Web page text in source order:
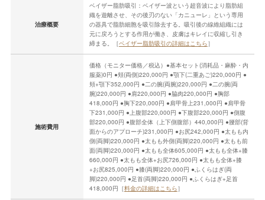
治療概要
ベイザー脂肪吸引：ベイザー波という超音波により脂肪組
織を遊離させ、その後刃のない「カニューレ」という専用
の器具で脂肪細胞を吸引除去する。吸引後の線維組織には
元に戻ろうとする作用が働き、皮膚はキレイに収縮し引き
締まる。［ベイザー脂肪吸引の詳細はこちら］
施術費用
価格（モニター価格／税込）●基本セット(消耗品・麻酔・内
服薬)0円 ●頬(両側)220,000円 ●顎下(二重あご)220,000円 ●
頬+顎下352,000円 ●二の腕(両腕)220,000円 ●二の腕(両
腕)220,000円 ●肩220,000円 ●脇肉220,000円 ●胸部
418,000円 ●胸下220,000円 ●肩甲骨上231,000円 ●肩甲骨
下231,000円 ●上腹部220,000円 ●下腹部220,000円 ●側腹
部220,000円 ●腹部全体（上下側腹部）440,000円 ●腰部(背
面からのアプローチ)231,000円 ●お尻242,000円 ●太もも内
側(両脚)220,000円 ●太もも外側(両脚)220,000円 ●太もも前
面(両脚)220,000円 ●太もも全体605,000円 ●太もも全体+膝
660,000円 ●太もも全体+お尻726,000円 ●太もも全体+膝
+お尻825,000円 ●膝(両脚)220,000円 ●ふくらはぎ(両
脚)220,000円 ●足首(両脚)220,000円 ●ふくらはぎ+足首
418,000円［料金の詳細はこちら］